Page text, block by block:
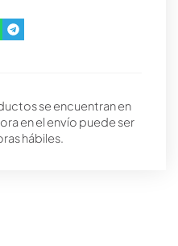
se encuentran en
en el envío puede ser
hábiles.